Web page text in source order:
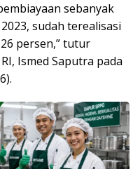
sebanyak
sudah terealisasi
persen,” tutur
Ismed Saputra pada